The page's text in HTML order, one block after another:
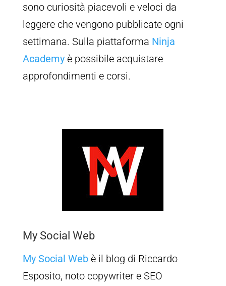
sono curiosità piacevoli e veloci da
leggere che vengono pubblicate ogni
settimana. Sulla piattaforma Ninja
Academyè possibile acquistare
approfondimenti e corsi.
My Social Web
My Social Webè il blog di Riccardo
Esposito, noto copywriter e SEO